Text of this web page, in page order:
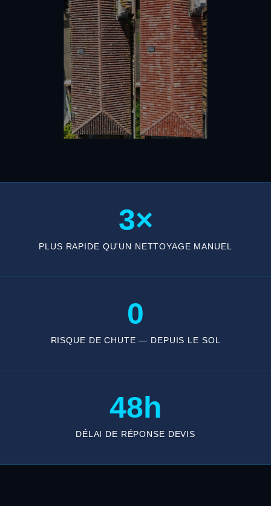
3×
PLUS RAPIDE QU'UN NETTOYAGE MANUEL
0
RISQUE DE CHUTE — DEPUIS LE SOL
48h
DÉLAI DE RÉPONSE DEVIS